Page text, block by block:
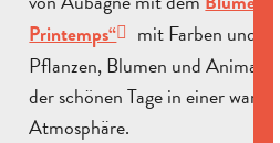
Printemps“
mit Farben und
Pflanzen, Blumen und
der schönen Tage in einer
Atmosphäre.